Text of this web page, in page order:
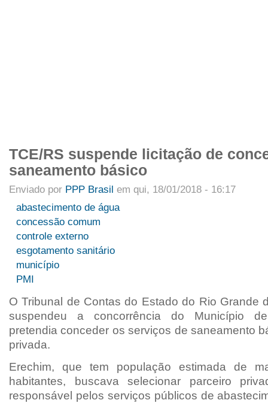
TCE/RS suspende licitação de
saneamento básico
Enviado por PPP Brasil em qui, 18/01/2018 - 16:17
abastecimento de água
concessão comum
controle externo
esgotamento sanitário
município
PMI
O Tribunal de Contas do Estado do Rio Grande
suspendeu a concorrência do Município
pretendia conceder os serviços de saneamento
privada.
Erechim, que tem população estimada de
habitantes, buscava selecionar parceiro
responsável pelos serviços públicos de